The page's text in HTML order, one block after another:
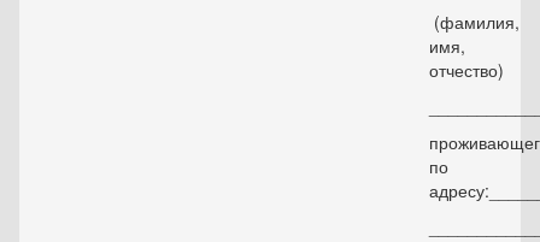
(фамилия,
имя,
отчество)
по